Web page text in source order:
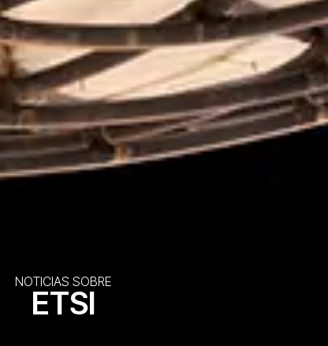
NOTICIAS SOBRE
ETSI